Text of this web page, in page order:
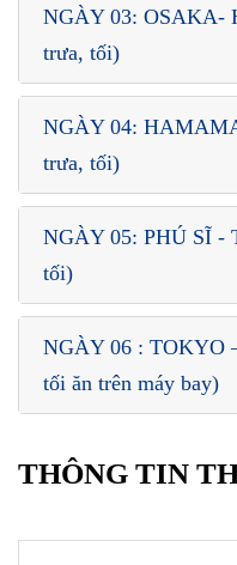
NGÀY 03: OSAKA-
trưa, tối)
NGÀY 04:
trưa, tối)
NGÀY 05: PHÚ SĨ -
tối)
NGÀY 06 : TOKYO
tối ăn trên máy bay)
THÔNG TIN